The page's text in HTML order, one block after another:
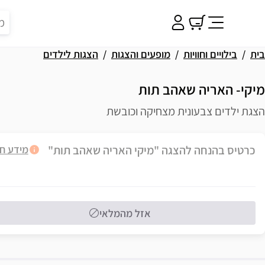
בית בילויים וחוויות מופעים והצגות הצגות לילדים
מיקי- האריה שאהב תות
הצגת ילדים צבעונית מצחיקה וכובשת
אפשרויות רכישה
כרטיס בהנחה להצגה "מיקי האריה שאהב תות" מידע
אזל מהמלאי